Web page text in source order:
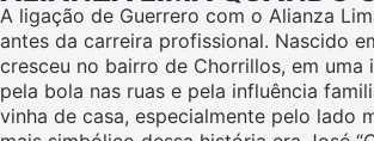
A ligação de Guerrero com o Alianza
antes da carreira profissional. Nascido
cresceu no bairro de Chorrillos, em uma
pela bola nas ruas e pela influência
vinha de casa, especialmente pelo lado